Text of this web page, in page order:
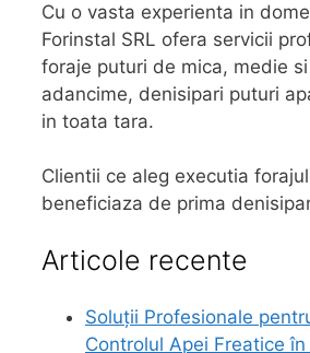
Cu o vasta experienta in
Forinstal SRL ofera servicii
foraje puturi de mica, medie
adancime, denisipari puturi
in toata tara.
Clientii ce aleg executia
beneficiaza de prima
Articole recente
Soluții Profesionale
Controlul Apei Freatice